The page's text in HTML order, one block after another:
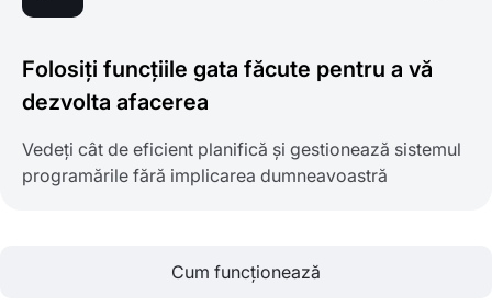
Folosiți funcțiile gata făcute pentru a vă
dezvolta afacerea
Vedeți cât de eficient planifică și gestionează sistemul
programările fără implicarea dumneavoastră
Cum funcționează